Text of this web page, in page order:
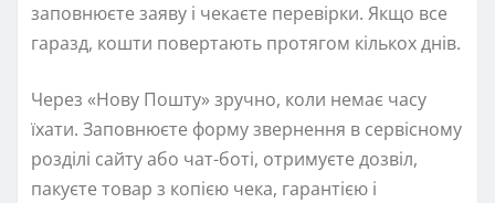
заповнюєте заяву і чекаєте перевірки. Якщо все
гаразд, кошти повертають протягом кількох днів.
Через «Нову Пошту» зручно, коли немає часу
їхати. Заповнюєте форму звернення в сервісному
розділі сайту або чат-боті, отримуєте дозвіл,
пакуєте товар з копією чека, гарантією і